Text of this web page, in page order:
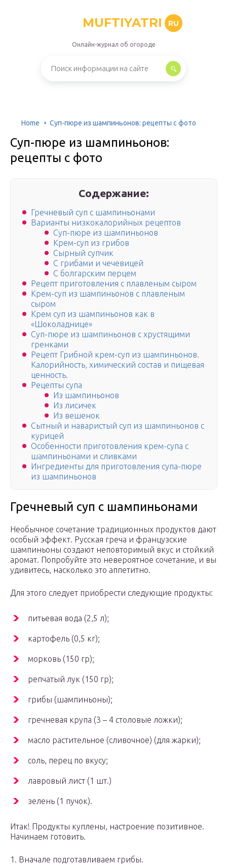
MUFTIYATRI RU
Онлайн-журнал об огороде
Home Суп-пюре из шампиньонов: рецепты с фото
Суп-пюре из шампиньонов:
рецепты с фото
Содержание:
Гречневый суп с шампиньонами
Варианты низкокалорийных рецептов
Суп-пюре из шампиньонов
Крем-суп из грибов
Сырный супчик
С грибами и чечевицей
С болгарским перцем
Рецепт приготовления с плавленым сыром
Крем-суп из шампиньонов с плавленым
сыром
Крем суп из шампиньонов как в
«Шоколаднице»
Суп-пюре из шампиньонов с хрустящими
гренками
Рецепт Грибной крем-суп из шампиньонов.
Калорийность, химический состав и пищевая
ценность.
Рецепты супа
Из шампиньонов
Из лисичек
Из вешенок
Сытный и наваристый суп из шампиньонов с
курицей
Особенности приготовления крем-супа с
шампиньонами и сливками
Ингредиенты для приготовления супа-пюре
из шампиньонов
Гречневый суп с шампиньонами
Необычное сочетание традиционных продуктов дают
особый эффект. Русская греча и французские
шампиньоны создают неповторимый вкус и стойкий
аромат. Попробуйте это невероятное сочетание, и вы
удивитесь, насколько это аппетитно.
Для этого следует приобрести следующие продукты:
питьевая вода (2,5 л);
картофель (0,5 кг);
морковь (150 гр);
репчатый лук (150 гр);
грибы (шампиньоны);
гречневая крупа (3 – 4 столовые ложки);
масло растительное (сливочное) (для жарки);
соль, перец по вкусу;
лавровый лист (1 шт.)
зелень (1 пучок).
Итак! Продукты куплены, настроение позитивное.
Начинаем готовить.
1. Вначале подготавливаем грибы.